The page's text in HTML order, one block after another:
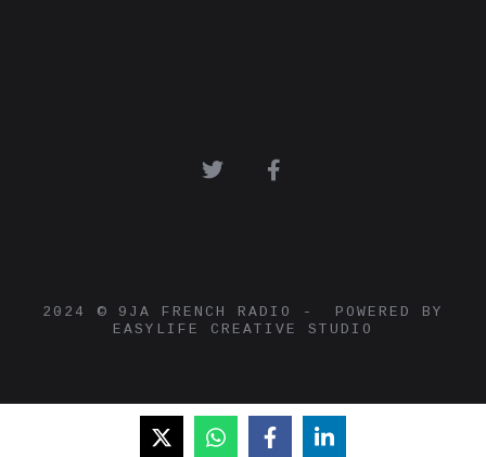
2024 © 9JA FRENCH RADIO - POWERED BY
EASYLIFE CREATIVE STUDIO